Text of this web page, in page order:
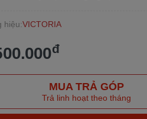
hiệu:VICTORIA
đ
MUA TRẢ GÓP
Trả linh hoạt theo tháng